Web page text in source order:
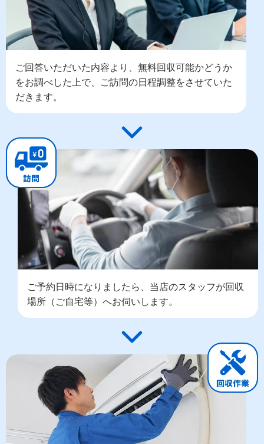
ご回答いただいた内容より、無料回収可能かどうか
をお調べした上で、ご訪問の日程調整をさせていた
だきます。
ご予約日時になりましたら、当店のスタッフが回収
場所（ご自宅等）へお伺いします。